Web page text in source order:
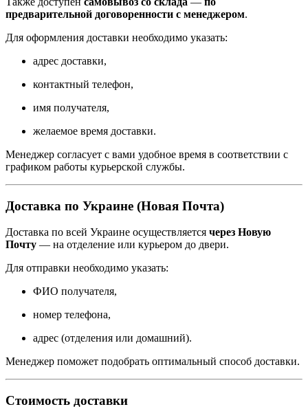
предварительной договоренности с менеджером.
Для оформления доставки необходимо указать:
адрес доставки,
контактный телефон,
имя получателя,
желаемое время доставки.
Менеджер согласует с вами удобное время в соответствии с
графиком работы курьерской службы.
Доставка по Украине (Новая Почта)
Доставка по всей Украине осуществляется через Новую
Почту — на отделение или курьером до двери.
Для отправки необходимо указать:
ФИО получателя,
номер телефона,
адрес (отделения или домашний).
Менеджер поможет подобрать оптимальный способ доставки.
Стоимость доставки